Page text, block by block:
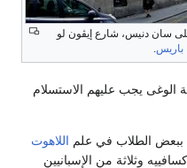
سان دنيس، شارع إيڤون لو
باريس.
الوغى يجب عليهم الاستسلام
ببعض الطلاب في علم اللاهوت
وثلاثة من الإسبانيين